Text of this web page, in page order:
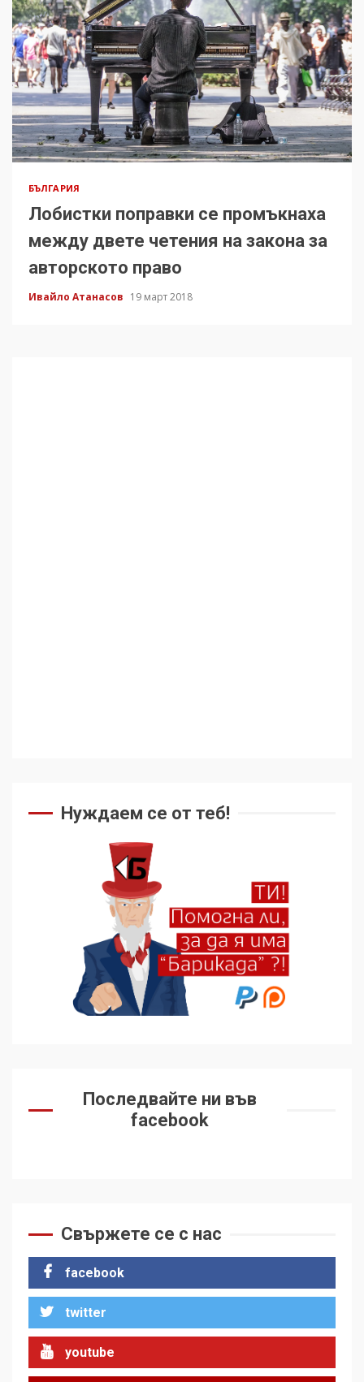
БЪЛГАРИЯ
Лобистки поправки се промъкнаха
между двете четения на закона за
авторското право
Ивайло Атанасов 19 март 2018
Нуждаем се от теб!
Последвайте ни във
facebook
Свържете се с нас
facebook
twitter
youtube